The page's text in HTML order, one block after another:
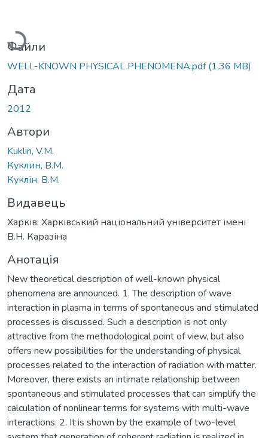
Вантажиться...
Файли
WELL-KNOWN PHYSICAL PHENOMENA.pdf(1,36 MB)
Дата
2012
Автори
Kuklin, V.M.
Куклин, В.М.
Куклін, В.М.
Видавець
Харків: Харківський національний університет імені
В.Н. Каразіна
Анотація
New theoretical description of well-known physical
phenomena are announced. 1. The description of wave
interaction in plasma in terms of spontaneous and stimulated
processes is discussed. Such a description is not only
attractive from the methodological point of view, but also
offers new possibilities for the understanding of physical
processes related to the interaction of radiation with matter.
Moreover, there exists an intimate relationship between
spontaneous and stimulated processes that can simplify the
calculation of nonlinear terms for systems with multi-wave
interactions. 2. It is shown by the example of two-level